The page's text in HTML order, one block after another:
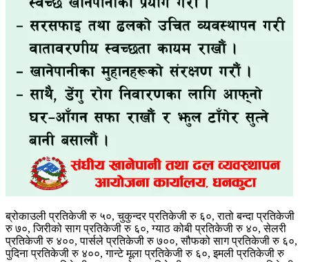
ब्रोकाउली प्रतिकेजी रु ५०, चुकुन्दर प्रतिकेजी रु ६०, रातो बन्दा प्रतिकेजी
रु ७०, जिरीको साग प्रतिकेजी रु ६०, ग्याठ कोबी प्रतिकेजी रु ४०, सेलरी
प्रतिकेजी रु ४००, पार्सले प्रतिकेजी रु ७००, सौफको साग प्रतिकेजी रु ६०,
पुदिना प्रतिकेजी रु ४००, गान्टे मूला प्रतिकेजी रु ६०, इमली प्रतिकेजी रु